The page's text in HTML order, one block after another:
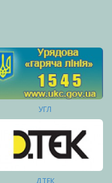
УГЛ
ДТЕК